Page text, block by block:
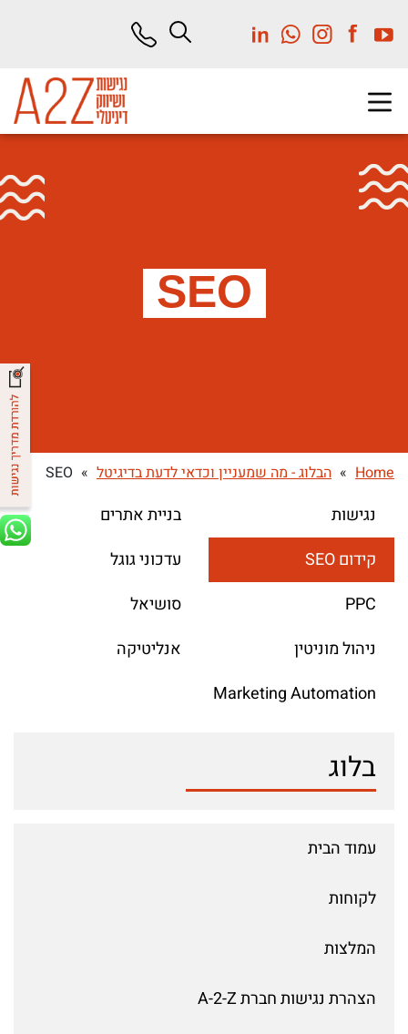
SEO
Home
» הבלוג - מה שמעניין וכדאי לדעת בדיגיטל »
SEO
נגישות
בניית אתרים
קידום SEO
עדכוני גוגל
PPC
סושיאל
ניהול מוניטין
אנליטיקה
Marketing Automation
בלוג
עמוד הבית
לקוחות
המלצות
הצהרת נגישות חברת A-2-Z